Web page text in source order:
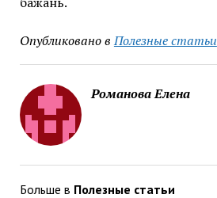
Опубликовано в Полезные статьи
Романова Елена
Больше в Полезные статьи